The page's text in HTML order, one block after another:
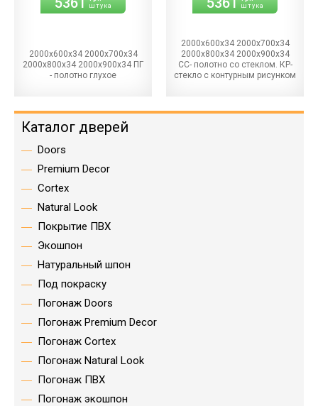
штука
2000х600х34 2000х700х34
2000х800х34 2000х900х34 ПГ
- полотно глухое
штука
2000х600х34 2000х700х34
2000х800х34 2000х900х34
СС- полотно со стеклом. КР-
стекло с контурным рисунком
Каталог дверей
Doors
Premium Decor
Cortex
Natural Look
Покрытие ПВХ
Экошпон
Натуральный шпон
Под покраску
Погонаж Doors
Погонаж Premium Decor
Погонаж Cortex
Погонаж Natural Look
Погонаж ПВХ
Погонаж экошпон